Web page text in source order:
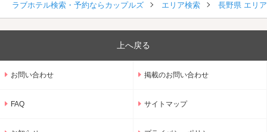
ラブホテル検索・予約ならカップルズ エリア検索 長野県 エリ
上へ戻る
お問い合わせ 掲載のお問い合わせ
FAQ サイトマップ